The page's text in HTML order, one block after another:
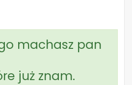
machasz pan
już znam.